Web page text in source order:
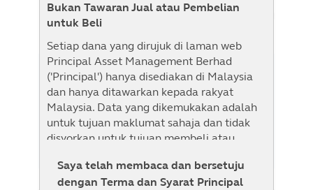
Bukan Tawaran Jual atau Pembelian
untuk Beli
Setiap dana yang dirujuk di laman web
Principal Asset Management Berhad
('Principal') hanya disediakan di Malaysia
dan hanya ditawarkan kepada rakyat
Malaysia. Data yang dikemukakan adalah
untuk tujuan maklumat sahaja dan tidak
disyorkan untuk tujuan membeli atau
pakai apa-apa strategi pelaburan. Bahan ini
tidak bertujuan untuk dijadikan sebagai
Saya telah membaca dan bersetuju
dengan Terma dan Syarat Principal
Sejarah NAB
1M 1B 3B 6B YTD 1T 3T 5T
Dari Kepada